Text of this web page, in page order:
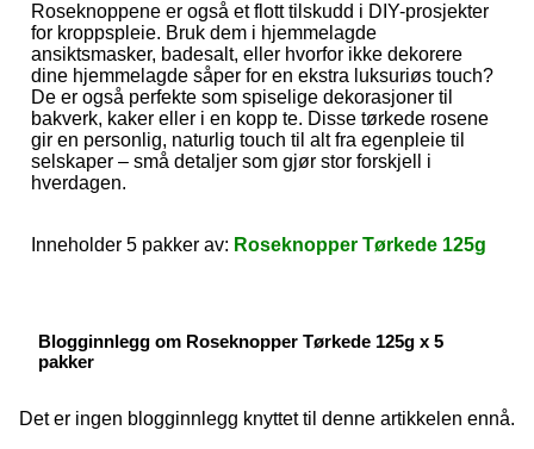
Roseknoppene er også et flott tilskudd i DIY-prosjekter
for kroppspleie. Bruk dem i hjemmelagde
ansiktsmasker, badesalt, eller hvorfor ikke dekorere
dine hjemmelagde såper for en ekstra luksuriøs touch?
De er også perfekte som spiselige dekorasjoner til
bakverk, kaker eller i en kopp te. Disse tørkede rosene
gir en personlig, naturlig touch til alt fra egenpleie til
selskaper – små detaljer som gjør stor forskjell i
hverdagen.
Inneholder 5 pakker av: Roseknopper Tørkede 125g
Blogginnlegg om Roseknopper Tørkede 125g x 5
pakker
Det er ingen blogginnlegg knyttet til denne artikkelen ennå.